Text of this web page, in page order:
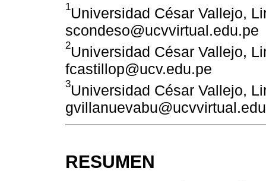
1Universidad César Vallejo,
scondeso@ucvvirtual.edu.pe
2Universidad César Vallejo,
fcastillop@ucv.edu.pe
3Universidad César Vallejo,
RESUMEN